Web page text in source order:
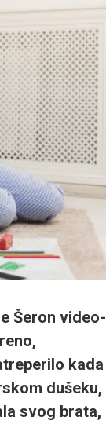
Šeron video-
kada
dušeku,
svog brata,